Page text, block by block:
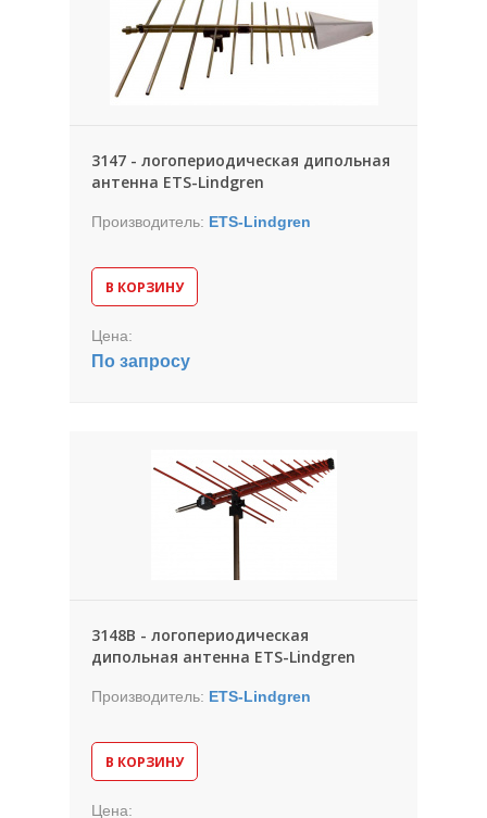
3147 - логопериодическая дипольная
антенна ETS-Lindgren
Производитель: ETS-Lindgren
В КОРЗИНУ
Цена:
По запросу
3148B - логопериодическая
дипольная антенна ETS-Lindgren
Производитель: ETS-Lindgren
В КОРЗИНУ
Цена: